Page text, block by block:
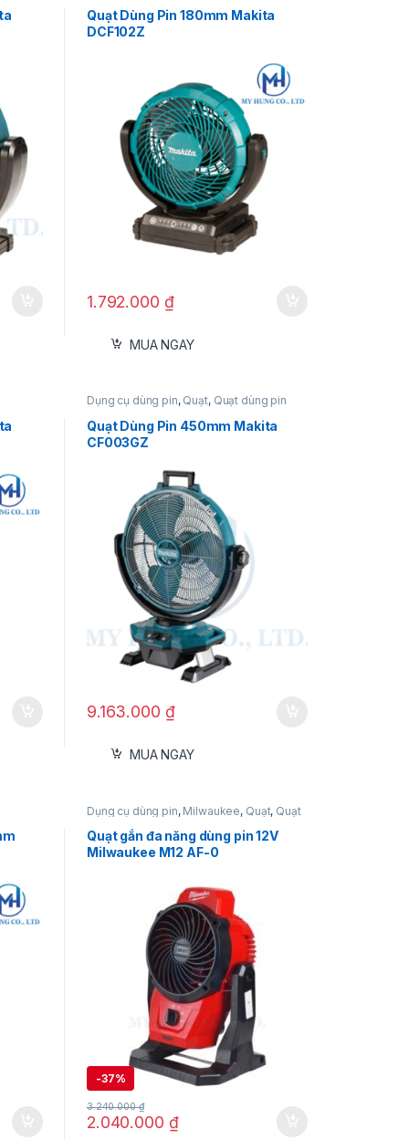
Quạt Dùng Pin 180mm Makita
DCF102Z
1.792.000 ₫
MUA NGAY
Dụng cụ dùng pin, Quạt, Quạt dùng pin
40V
Quạt Dùng Pin 450mm Makita
CF003GZ
9.163.000 ₫
MUA NGAY
Dụng cụ dùng pin, Milwaukee, Quạt, Quạt
dùng pin 12V
Quạt gắn đa năng dùng pin 12V
Milwaukee M12 AF-0
-37%
2.040.000 ₫
3.240.000₫